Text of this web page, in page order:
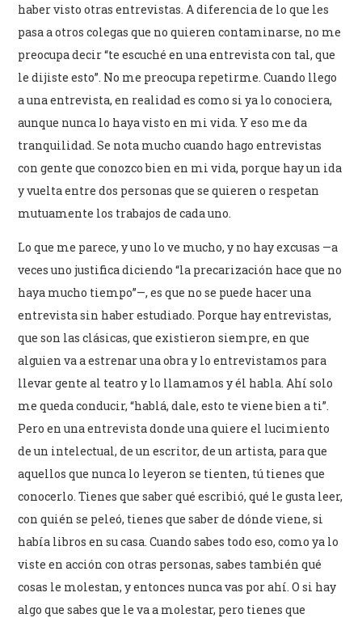
haber visto otras entrevistas. A diferencia de lo que les
pasa a otros colegas que no quieren contaminarse, no me
preocupa decir “te escuché en una entrevista con tal, que
le dijiste esto”. No me preocupa repetirme. Cuando llego
a una entrevista, en realidad es como si ya lo conociera,
aunque nunca lo haya visto en mi vida. Y eso me da
tranquilidad. Se nota mucho cuando hago entrevistas
con gente que conozco bien en mi vida, porque hay un ida
y vuelta entre dos personas que se quieren o respetan
mutuamente los trabajos de cada uno.
Lo que me parece, y uno lo ve mucho, y no hay excusas —a
veces uno justifica diciendo “la precarización hace que no
haya mucho tiempo”—, es que no se puede hacer una
entrevista sin haber estudiado. Porque hay entrevistas,
que son las clásicas, que existieron siempre, en que
alguien va a estrenar una obra y lo entrevistamos para
llevar gente al teatro y lo llamamos y él habla. Ahí solo
me queda conducir, “hablá, dale, esto te viene bien a ti”.
Pero en una entrevista donde una quiere el lucimiento
de un intelectual, de un escritor, de un artista, para que
aquellos que nunca lo leyeron se tienten, tú tienes que
conocerlo. Tienes que saber qué escribió, qué le gusta leer,
con quién se peleó, tienes que saber de dónde viene, si
había libros en su casa. Cuando sabes todo eso, como ya lo
viste en acción con otras personas, sabes también qué
cosas le molestan, y entonces nunca vas por ahí. O si hay
algo que sabes que le va a molestar, pero tienes que